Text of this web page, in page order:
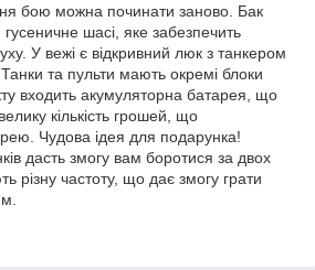
бою можна починати заново. Бак
шасі, яке забезпечить
У вежі є відкривний люк з танкером
та пульти мають окремі блоки
входить акумуляторна батарея, що
кількість грошей, що
Чудова ідея для подарунка!
дасть змогу вам боротися за двох
різну частоту, що дає змогу грати